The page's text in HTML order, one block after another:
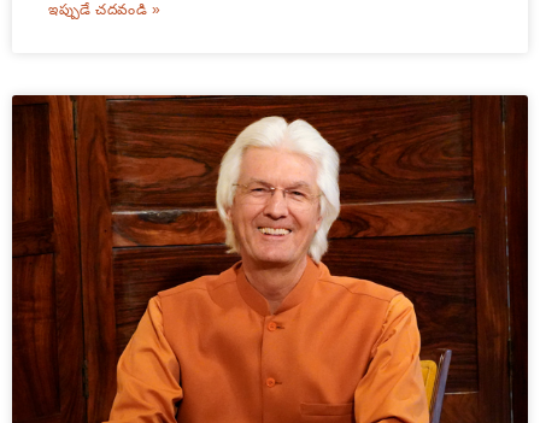
ఇప్పుడే చదవండి »